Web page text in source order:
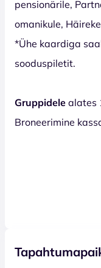
pensionärile,
omanikule,
*Ühe kaardiga
sooduspiletit.
Gruppidele alates
Broneerimine